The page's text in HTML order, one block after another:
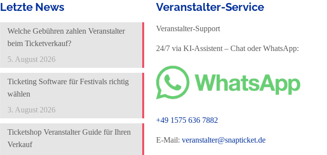
Letzte News
Welche Gebühren zahlen Veranstalter
beim Ticketverkauf?
5. August 2026
Ticketing Software für Festivals richtig
wählen
3. August 2026
Ticketshop Veranstalter Guide für Ihren
Verkauf
Veranstalter-Service
Veranstalter-Support
24/7 via KI-Assistent – Chat oder WhatsApp:
+49 1575 636 7882
E-Mail: veranstalter@snapticket.de